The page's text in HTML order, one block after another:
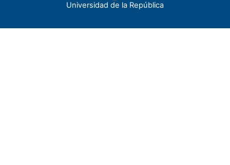
Universidad de la República